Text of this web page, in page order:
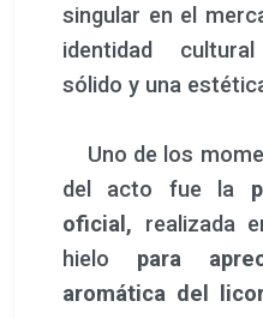
sus notas
propuesta con
licor mostró su
matices tostados
Los
describirlo como
evocador, con